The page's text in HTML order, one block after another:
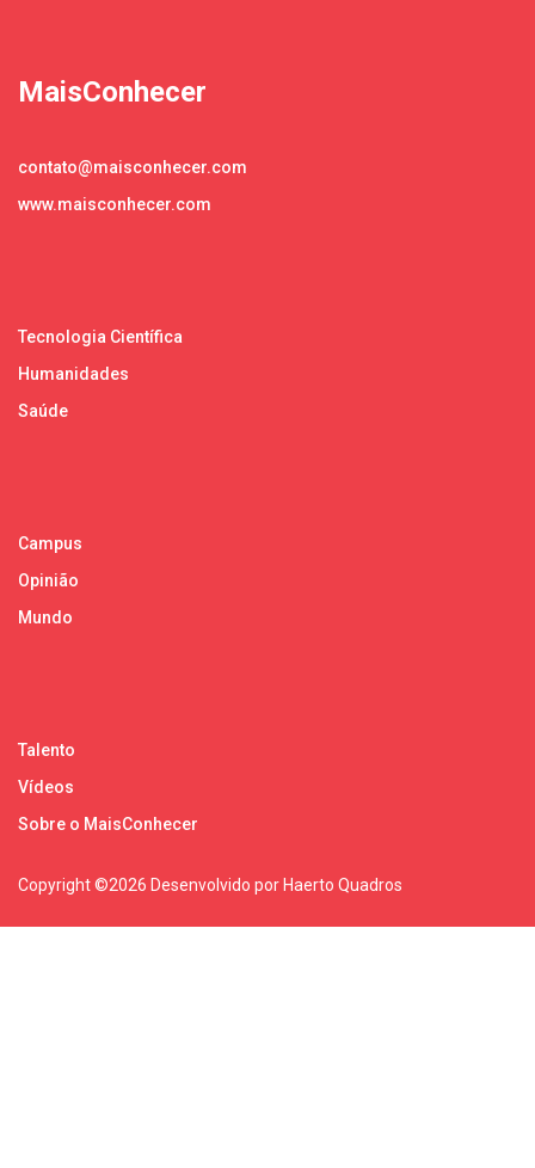
MaisConhecer
contato@maisconhecer.com
www.maisconhecer.com
Tecnologia Científica
Humanidades
Saúde
Campus
Opinião
Mundo
Talento
Vídeos
Sobre o MaisConhecer
Copyright ©2026 Desenvolvido por Haerto Quadros